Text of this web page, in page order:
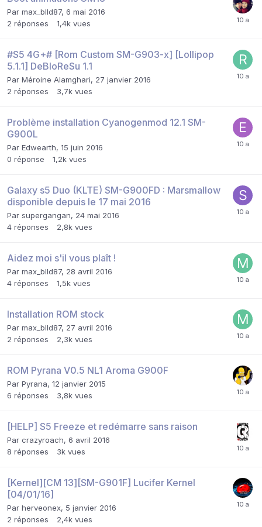
Par max_blld87, 6 mai 2016
2 réponses 1,4k vues
#S5 4G+# [Rom Custom SM-G903-x] [Lollipop
5.1.1] DeBloReSu 1.1
Par Méroine Alamghari, 27 janvier 2016
2 réponses 3,7k vues
Problème installation Cyanogenmod 12.1 SM-
G900L
Par Edwearth, 15 juin 2016
0 réponse 1,2k vues
Galaxy s5 Duo (KLTE) SM-G900FD : Marsmallow
disponible depuis le 17 mai 2016
Par supergangan, 24 mai 2016
4 réponses 2,8k vues
Aidez moi s'il vous plaît !
Par max_blld87, 28 avril 2016
4 réponses 1,5k vues
Installation ROM stock
Par max_blld87, 27 avril 2016
2 réponses 2,3k vues
ROM Pyrana V0.5 NL1 Aroma G900F
Par Pyrana, 12 janvier 2015
6 réponses 3,8k vues
[HELP] S5 Freeze et redémarre sans raison
Par crazyroach, 6 avril 2016
8 réponses 3k vues
[Kernel][CM 13][SM-G901F] Lucifer Kernel
[04/01/16]
Par herveonex, 5 janvier 2016
2 réponses 2,4k vues